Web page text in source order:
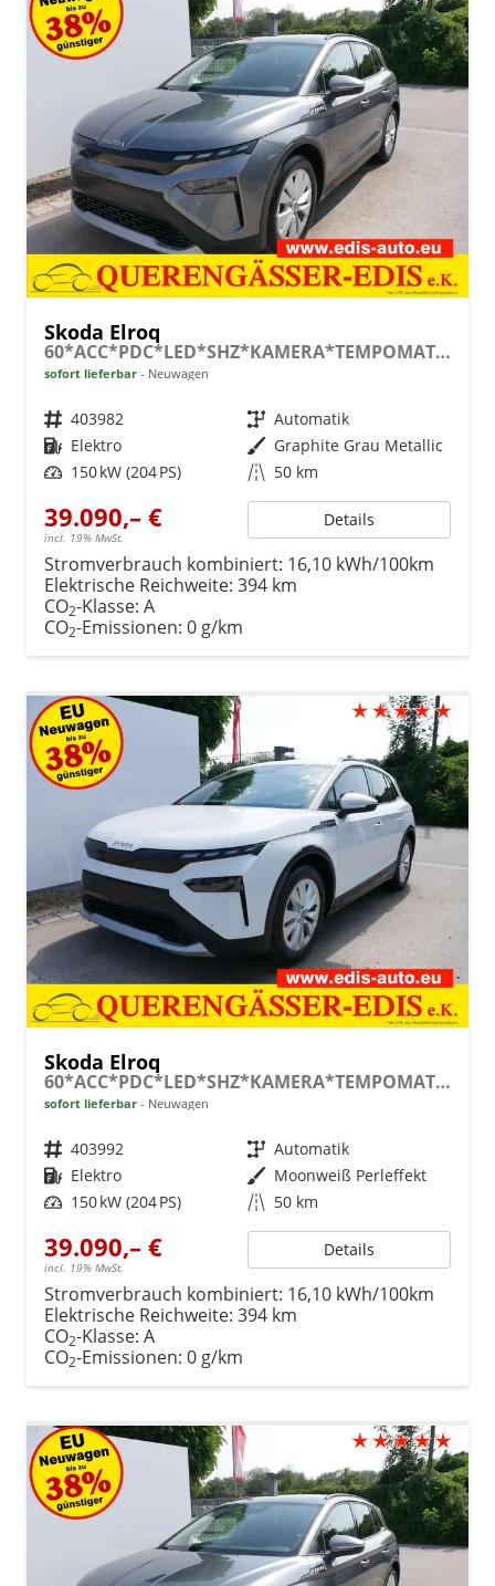
Skoda Elroq
60*ACC*PDC*LED*SHZ*KAMERA*TEMPOMAT*KLIMA*SMARTLINK*EL-HECKKLAPPE*19-ZOLL
sofort lieferbar Neuwagen
Fahrzeugnr. 403982 Getriebe Automatik
Kraftstoff Elektro Außenfarbe Graphite Grau Metallic
Leistung 150 kW (204 PS) Kilometerstand 50 km
39.090,– €
incl. 19% MwSt.
Details
Stromverbrauch kombiniert: 16,10 kWh/100km
Elektrische Reichweite: 394 km
CO2-Klasse: A
CO2-Emissionen: 0 g/km
Skoda Elroq
60*ACC*PDC*LED*SHZ*KAMERA*TEMPOMAT*KLIMA*SMARTLINK*EL-HECKKLAPPE*19-ZOLL
sofort lieferbar Neuwagen
Fahrzeugnr. 403992 Getriebe Automatik
Kraftstoff Elektro Außenfarbe Moonweiß Perleffekt
Leistung 150 kW (204 PS) Kilometerstand 50 km
39.090,– €
incl. 19% MwSt.
Details
Stromverbrauch kombiniert: 16,10 kWh/100km
Elektrische Reichweite: 394 km
CO2-Klasse: A
CO2-Emissionen: 0 g/km